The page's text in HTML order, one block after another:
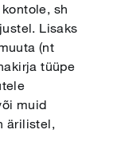
sh
Lisaks
(nt
tüüpe
muid
ärilistel,